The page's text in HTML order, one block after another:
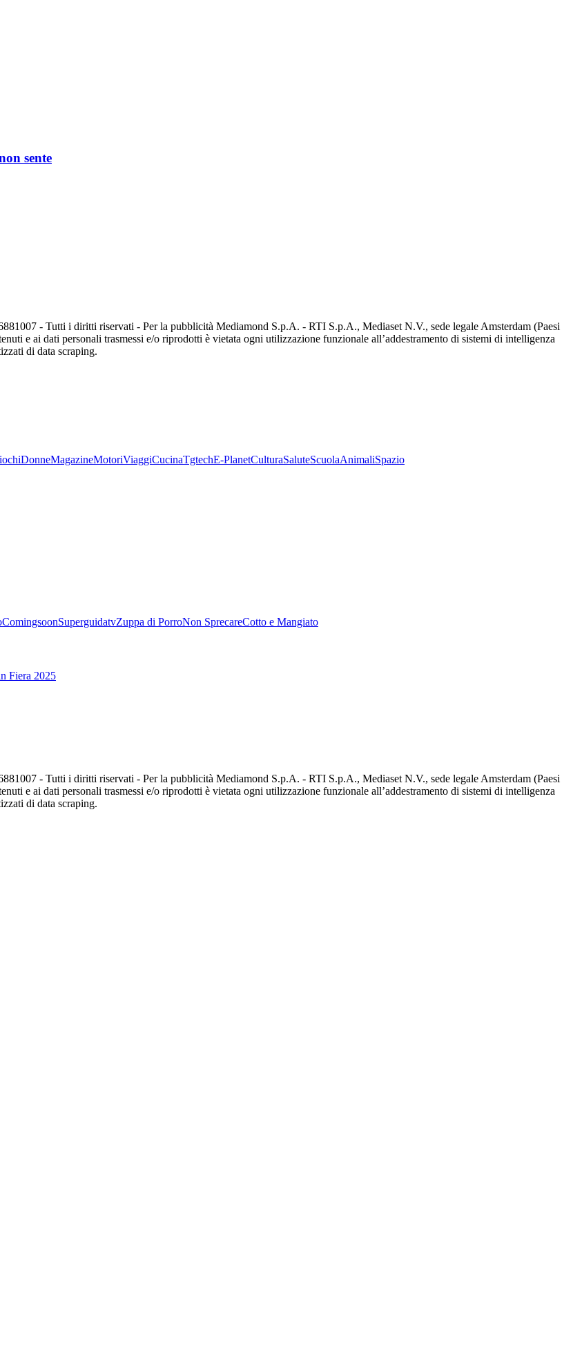
sente
- Tutti i diritti riservati - Per la pubblicità Mediamond S.p.A. - RTI S.p.A., Mediaset N.V., sede legale Amsterdam (Paesi
e ai dati personali trasmessi e/o riprodotti è vietata ogni utilizzazione funzionale all’addestramento di sistemi di intelligenza
di data scraping.
DonneMagazineMotoriViaggiCucinaTgtechE-PlanetCulturaSaluteScuolaAnimaliSpazio
ComingsoonSuperguidatvZuppa di PorroNon SprecareCotto e Mangiato
Fiera 2025
- Tutti i diritti riservati - Per la pubblicità Mediamond S.p.A. - RTI S.p.A., Mediaset N.V., sede legale Amsterdam (Paesi
e ai dati personali trasmessi e/o riprodotti è vietata ogni utilizzazione funzionale all’addestramento di sistemi di intelligenza
di data scraping.